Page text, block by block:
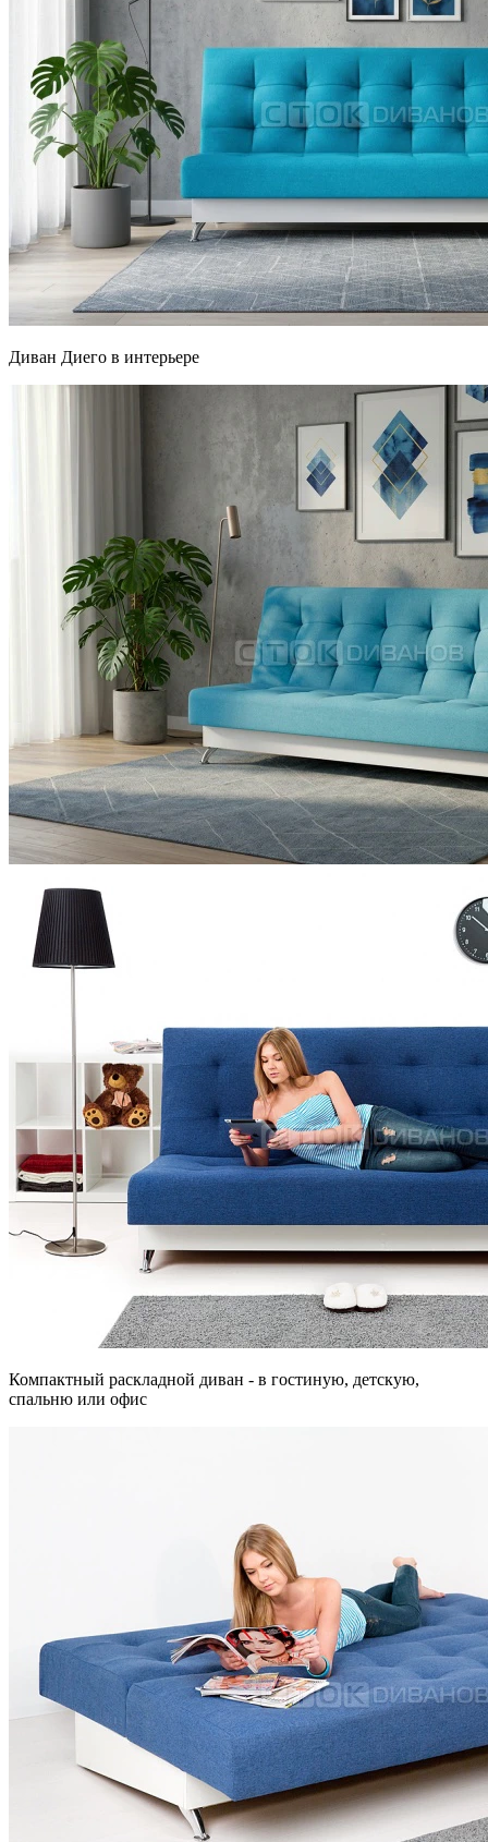
Диван Диего в интерьере
Компактный раскладной диван - в гостиную, детскую,
спальню или офис